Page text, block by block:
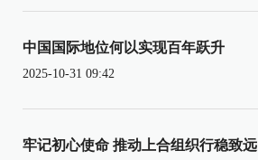
中国国际地位何以实现百年跃升
2025-10-31 09:42
牢记初心使命 推动上合组织行稳致远